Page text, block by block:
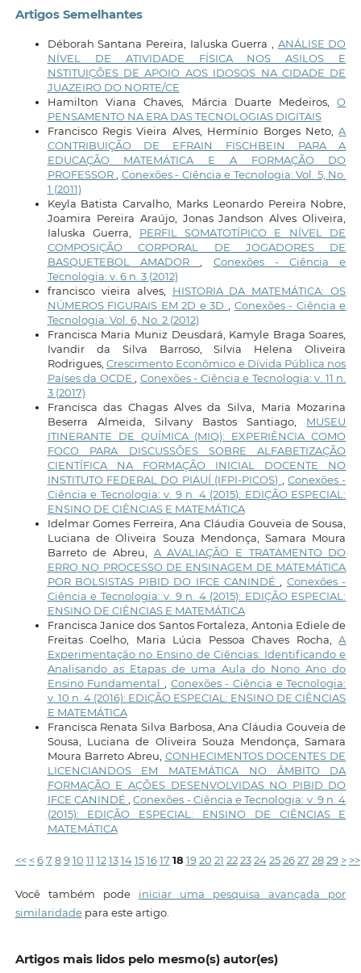
Artigos Semelhantes
Déborah Santana Pereira, Ialuska Guerra , ANÁLISE DO
NÍVEL DE ATIVIDADE FÍSICA NOS ASILOS E
NSTITUIÇÕES DE APOIO AOS IDOSOS NA CIDADE DE
JUAZEIRO DO NORTE/CE
Hamilton Viana Chaves, Márcia Duarte Medeiros,O
PENSAMENTO NA ERA DAS TECNOLOGIAS DIGITAIS
Francisco Regis Vieira Alves, Hermínio Borges Neto,A
CONTRIBUIÇÃO DE EFRAIN FISCHBEIN PARA A
EDUCAÇÃO MATEMÁTICA E A FORMAÇÃO DO
PROFESSOR, Conexões - Ciência e Tecnologia: Vol. 5, No.
1 (2011)
Keyla Batista Carvalho, Marks Leonardo Pereira Nobre,
Joamira Pereira Araújo, Jonas Jandson Alves Oliveira,
Ialuska Guerra, PERFIL SOMATOTÍPICO E NÍVEL DE
COMPOSIÇÃO CORPORAL DE JOGADORES DE
BASQUETEBOL AMADOR, Conexões - Ciência e
Tecnologia: v. 6 n. 3 (2012)
francisco vieira alves, HISTORIA DA MATEMÁTICA: OS
NÚMEROS FIGURAIS EM 2D e 3D, Conexões - Ciência e
Tecnologia: Vol. 6, No. 2 (2012)
Francisca Maria Muniz Deusdará, Kamyle Braga Soares,
Ivandir da Silva Barroso, Silvia Helena Oliveira
Rodrigues, Crescimento Econômico e Dívida Pública nos
Países da OCDE, Conexões - Ciência e Tecnologia: v. 11 n.
3 (2017)
Francisca das Chagas Alves da Silva, Maria Mozarina
Beserra Almeida, Silvany Bastos Santiago, MUSEU
ITINERANTE DE QUÍMICA (MIQ): EXPERIÊNCIA COMO
FOCO PARA DISCUSSÕES SOBRE ALFABETIZAÇÃO
CIENTÍFICA NA FORMAÇÃO INICIAL DOCENTE NO
INSTITUTO FEDERAL DO PIAUÍ (IFPI-PICOS) ,Conexões -
Ciência e Tecnologia: v. 9 n. 4 (2015): EDIÇÃO ESPECIAL:
ENSINO DE CIÊNCIAS E MATEMÁTICA
Idelmar Gomes Ferreira, Ana Cláudia Gouveia de Sousa,
Luciana de Oliveira Souza Mendonça, Samara Moura
Barreto de Abreu, A AVALIAÇÃO E TRATAMENTO DO
ERRO NO PROCESSO DE ENSINAGEM DE MATEMÁTICA
POR BOLSISTAS PIBID DO IFCE CANINDÉ, Conexões -
Ciência e Tecnologia: v. 9 n. 4 (2015): EDIÇÃO ESPECIAL:
ENSINO DE CIÊNCIAS E MATEMÁTICA
Francisca Janice dos Santos Fortaleza, Antonia Ediele de
Freitas Coelho, Maria Lúcia Pessoa Chaves Rocha,A
Experimentação no Ensino de Ciências: Identificando e
Analisando as Etapas de uma Aula do Nono Ano do
Ensino Fundamental , Conexões - Ciência e Tecnologia:
v. 10 n. 4 (2016): EDIÇÃO ESPECIAL: ENSINO DE CIÊNCIAS
E MATEMÁTICA
Francisca Renata Silva Barbosa, Ana Cláudia Gouveia de
Sousa, Luciana de Oliveira Souza Mendonça, Samara
Moura Barreto Abreu, CONHECIMENTOS DOCENTES DE
LICENCIANDOS EM MATEMÁTICA NO ÂMBITO DA
FORMAÇÃO E AÇÕES DESENVOLVIDAS NO PIBID DO
IFCE CANINDÉ,Conexões - Ciência e Tecnologia: v. 9 n. 4
(2015): EDIÇÃO ESPECIAL: ENSINO DE CIÊNCIAS E
MATEMÁTICA
<< < 6 7 8 9 10 11 12 13 14 15 16 17 18 19 20 21 22 23 24 25 26 27 28 29 > >>
Você também pode iniciar uma pesquisa avançada por
similaridadepara este artigo.
Artigos mais lidos pelo mesmo(s) autor(es)